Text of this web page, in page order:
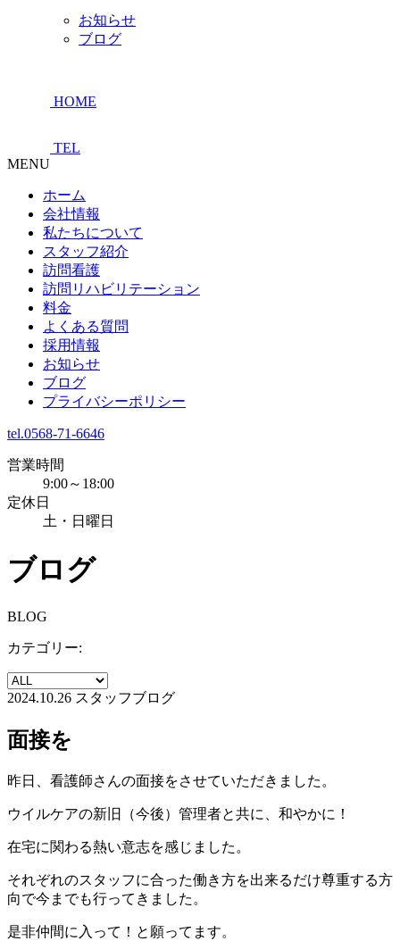
お知らせ
ブログ
HOME
TEL
MENU
ホーム
会社情報
私たちについて
スタッフ紹介
訪問看護
訪問リハビリテーション
料金
よくある質問
採用情報
お知らせ
ブログ
プライバシーポリシー
tel.0568-71-6646
営業時間
9:00～18:00
定休日
土・日曜日
ブログ
BLOG
カテゴリー:
2024.10.26 スタッフブログ
面接を
昨日、看護師さんの面接をさせていただきました。
ウイルケアの新旧（今後）管理者と共に、和やかに！
在宅に関わる熱い意志を感じました。
それぞれのスタッフに合った働き方を出来るだけ尊重する方
向で今までも行ってきました。
是非仲間に入って！と願ってます。